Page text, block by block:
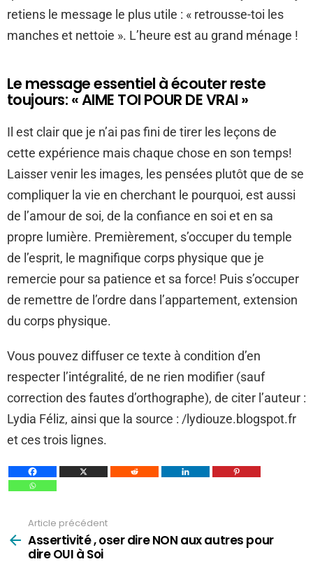
retiens le message le plus utile : « retrousse-toi les
manches et nettoie ». L’heure est au grand ménage !
Le message essentiel à écouter reste
toujours: « AIME TOI POUR DE VRAI »
Il est clair que je n’ai pas fini de tirer les leçons de
cette expérience mais chaque chose en son temps!
Laisser venir les images, les pensées plutôt que de se
compliquer la vie en cherchant le pourquoi, est aussi
de l’amour de soi, de la confiance en soi et en sa
propre lumière. Premièrement, s’occuper du temple
de l’esprit, le magnifique corps physique que je
remercie pour sa patience et sa force! Puis s’occuper
de remettre de l’ordre dans l’appartement, extension
du corps physique.
Vous pouvez diffuser ce texte à condition d’en
respecter l’intégralité, de ne rien modifier (sauf
correction des fautes d’orthographe), de citer l’auteur :
Lydia Féliz, ainsi que la source : /lydiouze.blogspot.fr
et ces trois lignes.
plus
Article précédent
Assertivité , oser dire NON aux autres pour
dire OUI à Soi